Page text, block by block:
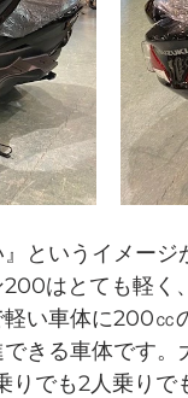
というイメー
はとても軽く
い車体に200㏄
きる車体です
りでも2人乗り